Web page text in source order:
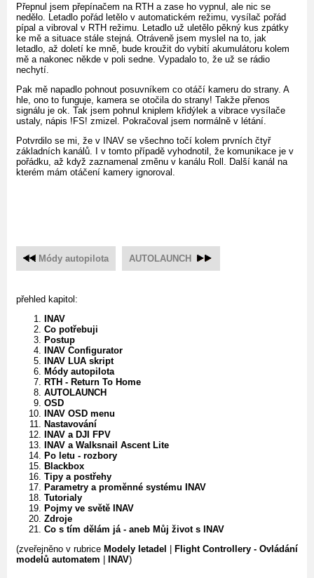
Přepnul jsem přepínačem na RTH a zase ho vypnul, ale nic se
nedělo. Letadlo pořád letělo v automatickém režimu, vysílač pořád
pípal a vibroval v RTH režimu. Letadlo už uletělo pěkný kus zpátky
ke mě a situace stále stejná. Otráveně jsem myslel na to, jak
letadlo, až doletí ke mně, bude kroužit do vybití akumulátoru kolem
mě a nakonec někde v poli sedne. Vypadalo to, že už se rádio
nechytí.
Pak mě napadlo pohnout posuvníkem co otáčí kameru do strany. A
hle, ono to funguje, kamera se otočila do strany! Takže přenos
signálu je ok. Tak jsem pohnul kniplem křidýlek a vibrace vysílače
ustaly, nápis !FS! zmizel. Pokračoval jsem normálně v létání.
Potvrdilo se mi, že v INAV se všechno točí kolem prvních čtyř
základních kanálů. I v tomto případě vyhodnotil, že komunikace je v
pořádku, až když zaznamenal změnu v kanálu Roll. Další kanál na
kterém mám otáčení kamery ignoroval.
Módy autopilota AUTOLAUNCH
přehled kapitol:
INAV
Co potřebuji
Postup
INAV Configurator
INAV LUA skript
Módy autopilota
RTH - Return To Home
AUTOLAUNCH
OSD
INAV OSD menu
Nastavování
INAV a DJI FPV
INAV a Walksnail Ascent Lite
Po letu - rozbory
Blackbox
Tipy a postřehy
Parametry a proměnné systému INAV
Tutorialy
Pojmy ve světě INAV
Zdroje
Co s tím dělám já - aneb Můj život s INAV
(zveřejněno v rubrice Modely letadel | Flight Controllery - Ovládání
modelů automatem | INAV)